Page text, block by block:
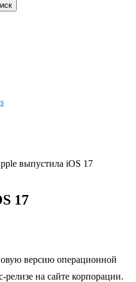
выпустила iOS 17
17
версию операционной
релизе на сайте корпорации.